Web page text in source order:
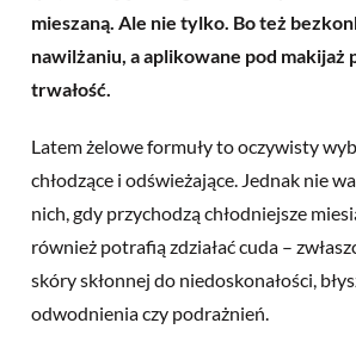
mieszaną. Ale nie tylko. Bo też
nawilżaniu, a aplikowane pod makijaż
trwałość.
Latem żelowe formuły to oczywisty
chłodzące i odświeżające. Jednak nie
nich, gdy przychodzą chłodniejsze
również potrafią zdziałać cuda –
skóry skłonnej do niedoskonałości,
odwodnienia czy podrażnień.